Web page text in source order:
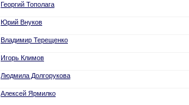
Георгий Тополага
Юрий Внуков
Владимир Терещенко
Игорь Климов
Людмила Долгорукова
Алексей Ярмилко